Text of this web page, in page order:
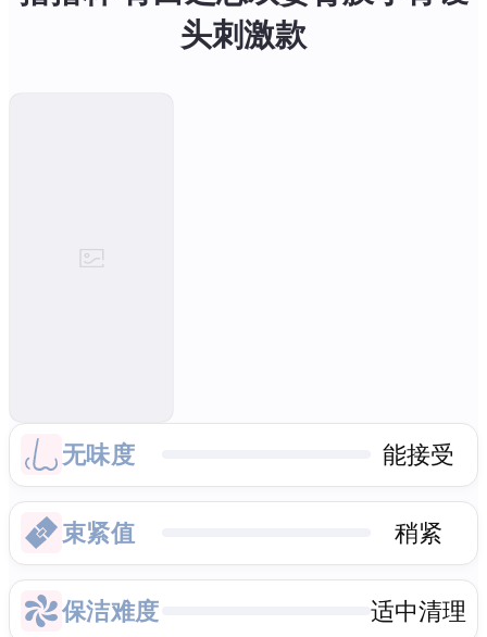
头刺激款
无味度 能接受
束紧值 稍紧
保洁难度 适中清理